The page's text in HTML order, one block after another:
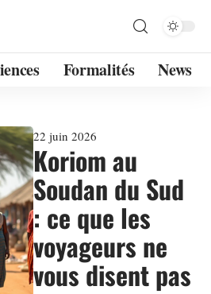
Formalités News
22 juin 2026
Koriom au
Soudan du Sud
: ce que les
voyageurs ne
vous disent pas